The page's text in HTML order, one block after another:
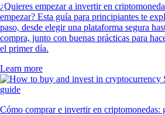
¿Quieres empezar a invertir en
empezar? Esta guía para principiantes te
paso, desde elegir una plataforma segura
compra, junto con buenas prácticas para
el primer día.
Learn more
Cómo comprar e invertir en criptomonedas: